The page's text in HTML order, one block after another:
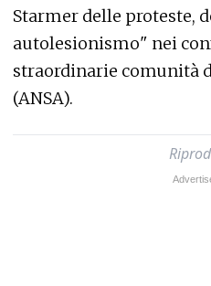
Starmer delle proteste,
autolesionismo" nei
straordinarie comunità
(ANSA).